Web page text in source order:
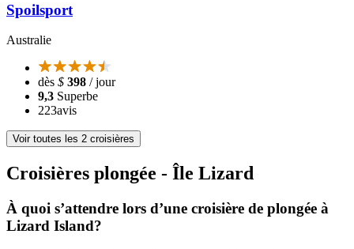
Spoilsport
Australie
dès $ 398 / jour
9,3 Superbe
223avis
Voir toutes les 2 croisières
Croisières plongée - Île Lizard
À quoi s’attendre lors d’une croisière de plongée à
Lizard Island?